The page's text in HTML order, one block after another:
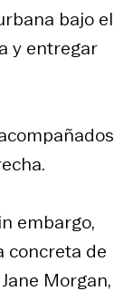
bajo el
y entregar
embargo,
concreta de
Morgan,